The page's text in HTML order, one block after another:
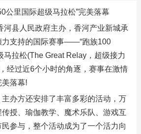
公里国际超级马拉松”完美落幕
河县人民政府主办，香河产业新城承
力支持的国际赛事——“跑族100
马拉松(The Great Relay，超级接力
经过近6个小时的角逐，赛事在激情
美落幕!
主办方还安排了丰富多彩的活动，万
授、瑜伽教学、魔术乐队、游戏互
参与，整个活动成为了一个活力向